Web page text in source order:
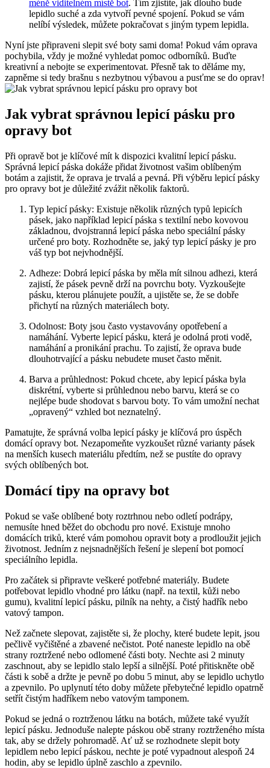
méně‍ viditelném místě bot. Tím zjistíte, jak⁢ dlouho bude
lepidlo suché a zda vytvoří pevné spojení. Pokud se vám
nelíbí výsledek, můžete pokračovat⁢ s jiným typem lepidla.
Nyní jste připraveni slepit své boty‍ sami doma! Pokud vám oprava
pochybila, vždy je možné vyhledat pomoc odborníků. Buďte
kreativní a‌ nebojte se experimentovat. Přesně tak to děláme my,
zapněme ⁤si tedy brašnu s nezbytnou výbavou a pusťme se do ‍oprav!
Jak vybrat ⁣správnou lepicí pásku pro
opravy bot
Při opravě⁣ bot ​je‍ klíčové mít k​ dispozici kvalitní lepicí pásku.
Správná lepicí páska dokáže přidat životnost vašim oblíbeným
botám a zajistit, že oprava je trvalá‌ a pevná. Při výběru lepicí ⁣pásky
pro opravy bot je‌ důležité zvážit několik faktorů.
Typ lepicí pásky: ⁢Existuje několik různých typů lepicích
pásek, jako například lepicí páska⁣ s​ textilní nebo kovovou
základnou, dvojstranná ⁢lepicí páska nebo speciální pásky
určené ‌pro boty. Rozhodněte se, jaký typ lepicí pásky je pro
váš typ⁣ bot nejvhodnější.
Adheze:‌ Dobrá lepicí ⁢páska ⁣by měla mít silnou adhezi, která⁢
zajistí, že pásek pevně drží na ⁣povrchu boty. Vyzkoušejte
pásku, kterou plánujete použít, ⁤a ujistěte se, že se dobře‍
přichytí na různých materiálech boty.
Odolnost: Boty jsou často vystavovány opotřebení a
namáhání. Vyberte lepicí pásku, která je odolná proti vodě,
namáhání a pronikání prachu. To zajistí, že oprava‍ bude
dlouhotrvající a pásku nebudete ‌muset často měnit.
Barva a průhlednost: ⁣Pokud chcete, aby lepicí‍ páska byla
diskrétní, vyberte si průhlednou nebo barvu, která se co
nejlépe‍ bude shodovat s barvou boty. To vám umožní⁣ nechat
„opravený“ vzhled bot neznatelný.
Pamatujte, že správná volba lepicí pásky je klíčová pro úspěch
domácí opravy ‌bot. Nezapomeňte vyzkoušet různé varianty pásek
na ‌menších kusech materiálu předtím, než se pustíte do opravy
svých oblíbených ​bot.
Domácí tipy ‌na opravy bot
Pokud se vaše oblíbené‌ boty roztrhnou nebo odletí podrápy,
nemusíte hned běžet do obchodu pro nové. Existuje mnoho
domácích triků, které vám pomohou opravit boty a prodloužit jejich
životnost. ‌Jedním z​ nejsnadnějších řešení je slepení bot pomocí
speciálního lepidla.
Pro začátek si připravte veškeré potřebné materiály. Budete
potřebovat lepidlo ‌vhodné pro látku ⁢(např. na⁤ textil, kůži nebo
gumu), kvalitní lepicí pásku, pilník na nehty, a čistý hadřík nebo
vatový tampon.⁤
Než začnete slepovat, zajistěte si, že plochy,​ které budete lepit,⁤ jsou
pečlivě ⁣vyčištěné a zbavené nečistot. Poté naneste lepidlo na⁣ obě
strany roztržené nebo odlomené části boty. Nechte asi 2 minuty
zaschnout, aby se lepidlo stalo lepší a silnější. Poté přitiskněte⁣ obě
části k sobě a držte je pevně po dobu 5⁤ minut,​ aby se lepidlo ⁣uchytlo
a zpevnilo.⁢ Po uplynutí této doby můžete přebytečné lepidlo opatrně
setřít čistým hadříkem‌ nebo vatovým tamponem.
Pokud se ‍jedná o roztrženou látku na botách, můžete také využít
‌lepicí pásku. Jednoduše nalepte páskou obě strany roztrženého místa
tak, ⁢aby se držely pohromadě. Ať už se rozhodnete slepit boty
lepidlem⁤ nebo lepicí páskou, nechte je poté⁣ vypadnout alespoň ‌24
hodin, ‍aby se lepidlo úplně zaschlo a zpevnilo.